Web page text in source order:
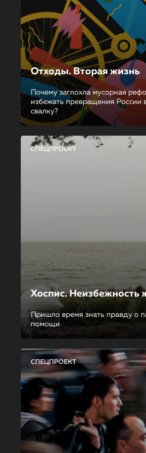
Отходы. Вторая жизнь
Почему заглохла мусорная
избежать превращения России
свалку?
СПЕЦПРОЕКТ
Хоспис. Неизбежность
Пришло время знать правду о
помощи
СПЕЦПРОЕКТ